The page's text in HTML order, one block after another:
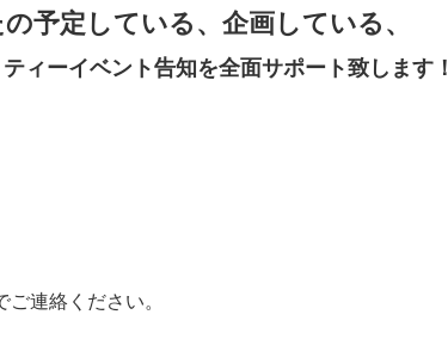
予定している、企画している、
ィーイベント告知を全面サポート致します！
ご連絡ください。